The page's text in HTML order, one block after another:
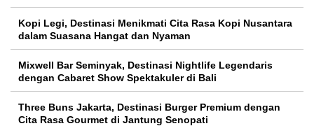
Kopi Legi, Destinasi Menikmati Cita Rasa Kopi Nusantara
dalam Suasana Hangat dan Nyaman
Mixwell Bar Seminyak, Destinasi Nightlife Legendaris
dengan Cabaret Show Spektakuler di Bali
Three Buns Jakarta, Destinasi Burger Premium dengan
Cita Rasa Gourmet di Jantung Senopati